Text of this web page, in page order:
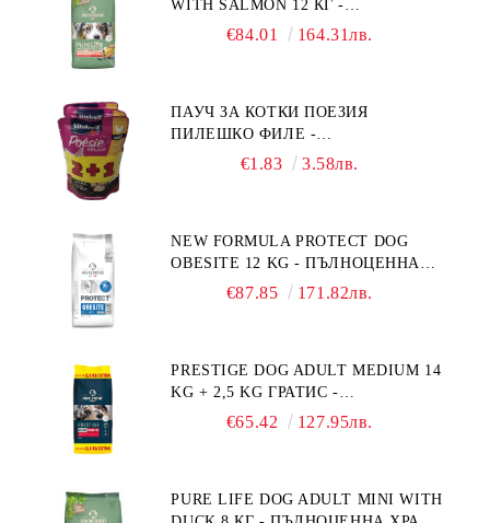
WITH SALMON 12 КГ -
ПЪЛНОЦЕННА ХРАНА ЗА
БЕЗ ЗЪРНО, БЕЗ ГЛУТЕН.
ПРОИЗВЕДЕНА ВЪВ ФРАНЦИЯ.
€84.01 164.31лв.
ПАУЧ ЗА КОТКИ ПОЕЗИЯ
ПИЛЕШКО ФИЛЕ -
ПРОМОКОМПЛЕКТ 3 БР.
€1.83 3.58лв.
NEW FORMULA PROTECT DOG
OBESITE 12 KG - ПЪЛНОЦЕННА
ДИЕТИЧНА ХРАНА ЗА КУЧЕТА
"РЕГУЛИРАНЕ НА ВНОСА НА
ГЛЮКОЗА (DIABETES MELLITUS)."
€87.85 171.82лв.
PRESTIGE DOG ADULT MEDIUM 14
KG + 2,5 KG ГРАТИС -
ПЪЛНОЦЕННА ХРАНА ЗА
€65.42 127.95лв.
PURE LIFE DOG ADULT MINI WITH